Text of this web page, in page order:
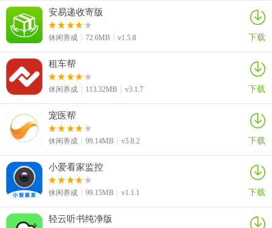
邀请了中日声优为游戏配音,日语配音沿用了《阴阳师》的原版豪华声
优阵容,为玩家带来更加原汁原味的游戏体验！
【公平对战 纯享moba乐趣】
告别符文系统,取而代之的是任何玩家都可以免费搭配的"阴阳术".玩家
可以根据自己的战术策略,自由搭配"阴阳术",让游戏更富有变化！
决战平安京手游自走棋攻略
忍=刺客、侍=战士、巫=法师、射=猎人、守=骑士、祝=工匠、术=术
灵=亡灵（减甲）、冥界（平安京特有）、神明=龙、大妖=恶魔（百
分比增伤）、武士（平安京特有）、兽妖=巨魔（攻速）、山林=兽人
（生命）、自然=人类（控制）、鸟妖=精灵、恶鬼=术士（这个吸血
穿越了）、僵尸（平安京特有）
安易递收寄版
休闲养成 72.6MB v1.5.8 下载
租车帮
休闲养成 113.32MB v3.1.7 下载
宠医帮
休闲养成 99.14MB v5.8.2 下载
小爱看家监控
休闲养成 99.15MB v1.1.1 下载
轻云听书纯净版